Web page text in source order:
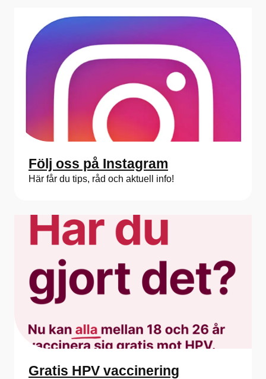
Följ oss på Instagram
Här får du tips, råd och aktuell info!
Gratis HPV vaccinering